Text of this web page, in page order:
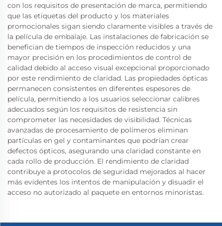
con los requisitos de presentación de marca, permitiendo
que las etiquetas del producto y los materiales
promocionales sigan siendo claramente visibles a través de
la película de embalaje. Las instalaciones de fabricación se
benefician de tiempos de inspección reducidos y una
mayor precisión en los procedimientos de control de
calidad debido al acceso visual excepcional proporcionado
por este rendimiento de claridad. Las propiedades ópticas
permanecen consistentes en diferentes espesores de
película, permitiendo a los usuarios seleccionar calibres
adecuados según los requisitos de resistencia sin
comprometer las necesidades de visibilidad. Técnicas
avanzadas de procesamiento de polímeros eliminan
partículas en gel y contaminantes que podrían crear
defectos ópticos, asegurando una claridad constante en
cada rollo de producción. El rendimiento de claridad
contribuye a protocolos de seguridad mejorados al hacer
más evidentes los intentos de manipulación y disuadir el
acceso no autorizado al paquete en entornos minoristas.